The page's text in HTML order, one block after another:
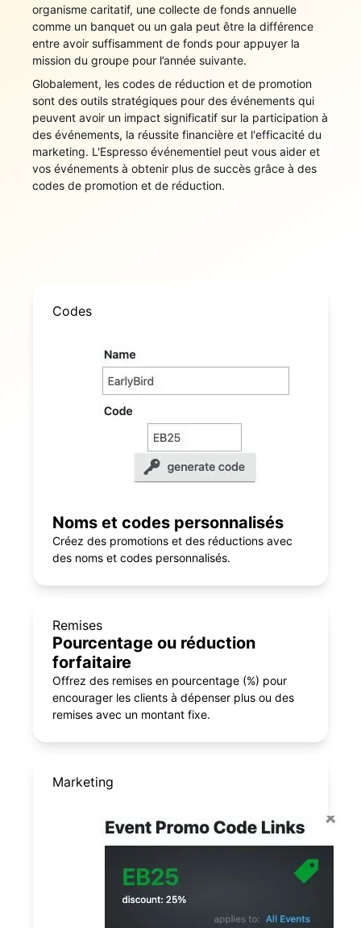
organisme caritatif, une collecte de fonds annuelle
comme un banquet ou un gala peut être la différence
entre avoir suffisamment de fonds pour appuyer la
mission du groupe pour l’année suivante.
Globalement, les codes de réduction et de promotion
sont des outils stratégiques pour des événements qui
peuvent avoir un impact significatif sur la participation à
des événements, la réussite financière et l'efficacité du
marketing. L'Espresso événementiel peut vous aider et
vos événements à obtenir plus de succès grâce à des
codes de promotion et de réduction.
Codes
Noms et codes personnalisés
Créez des promotions et des réductions avec
des noms et codes personnalisés.
Remises
Pourcentage ou réduction
forfaitaire
Offrez des remises en pourcentage (%) pour
encourager les clients à dépenser plus ou des
remises avec un montant fixe.
Marketing